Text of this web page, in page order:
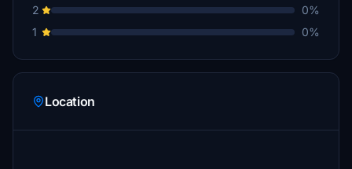
2
0%
1
0%
Location